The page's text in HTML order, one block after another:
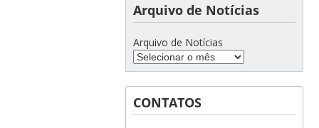
Arquivo de Notícias
Arquivo de Notícias
CONTATOS